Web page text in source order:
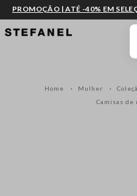
IR PARA O CONTEÚDO PRINCIPAL
PROMOÇÃO | ATÉ -40% EM
Home Mulher
Camisas de